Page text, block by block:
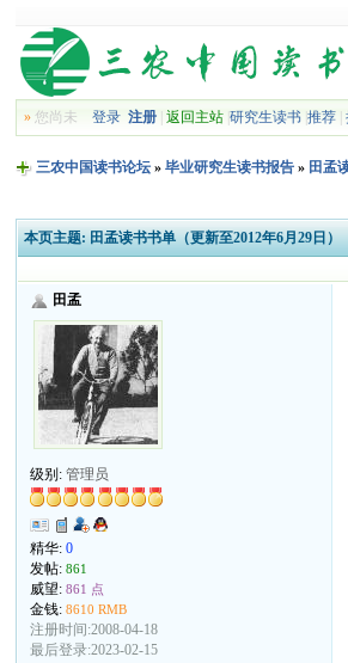
» 您尚未登录 注册 |返回主站 |研究生读书 |推荐 |
三农中国读书论坛 »毕业研究生读书报告 » 田孟
本页主题: 田孟读书书单（更新至2012年6月29日）
田孟
级别:管理员
精华:0
发帖:861
威望:861 点
金钱:8610 RMB
注册时间:2008-04-18
最后登录:2023-02-15